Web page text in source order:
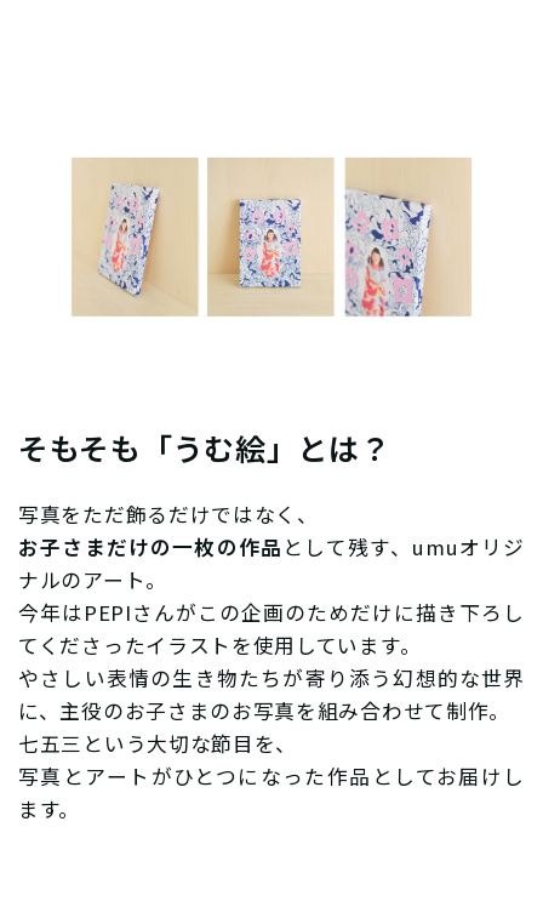
そもそも「うむ絵」とは？
写真をただ飾るだけではなく、
お子さまだけの一枚の作品 として残す、umuオリジ
ナルのアート。
今年はPEPIさんがこの企画のためだけに描き下ろし
てくださったイラストを使用しています。
やさしい表情の生き物たちが寄り添う幻想的な世界
に、主役のお子さまのお写真を組み合わせて制作。
七五三という大切な節目を、
写真とアートがひとつになった作品としてお届けし
ます。